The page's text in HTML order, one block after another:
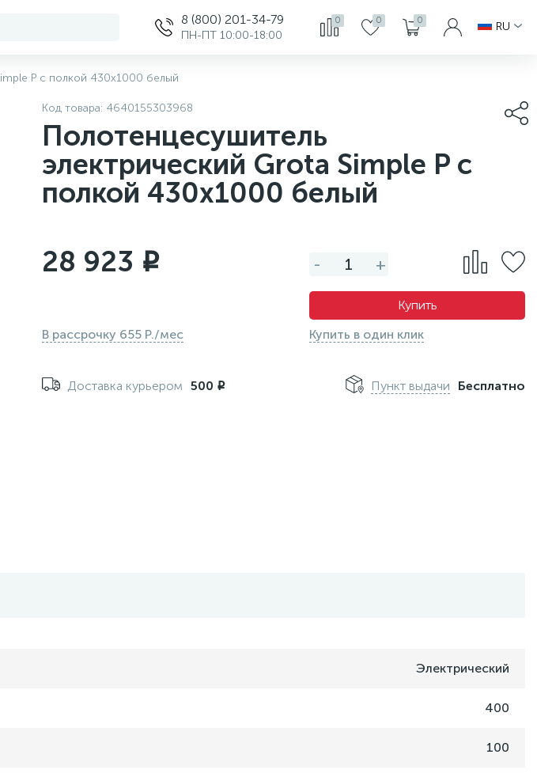
8 (800) 201-34-79
ПН-ПТ 10:00-18:00
0 0 0 RU
P с полкой 430x1000 белый
Код товара: 4640155303968
Полотенцесушитель
электрический Grota Simple P с
полкой 430x1000 белый
28 923 i
В рассрочку 655 Р./мес
- +
Купить
Купить в один клик
Доставка курьером 500 i Пункт выдачи Бесплатно
Электрический
400
100